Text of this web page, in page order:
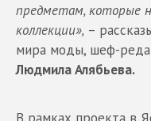
предметам, которые
коллекции», –
мира моды, шеф-
Людмила Алябьева.